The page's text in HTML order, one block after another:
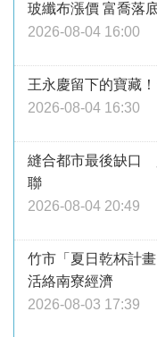
玻纖布漲價 富喬落
2026-08-04 16:00
王永慶留下的寶藏
2026-08-04 16:30
縫合都市最後缺口
聯
2026-08-04 20:49
竹市「夏日乾杯計
活絡南寮經濟
2026-08-03 17:39